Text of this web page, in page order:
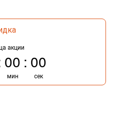
акции
00
мин
00
сек